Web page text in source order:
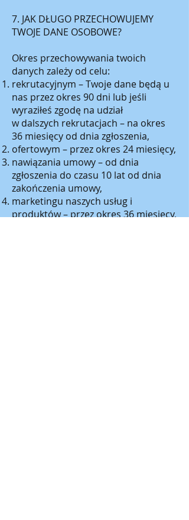
7. JAK DŁUGO PRZECHOWUJEMY
TWOJE DANE OSOBOWE?
Okres przechowywania twoich
danych zależy od celu:
rekrutacyjnym – Twoje dane będą u
nas przez okres 90 dni lub jeśli
wyraziłeś zgodę na udział
w dalszych rekrutacjach – na okres
36 miesięcy od dnia zgłoszenia,
ofertowym – przez okres 24 miesięcy,
nawiązania umowy – od dnia
zgłoszenia do czasu 10 lat od dnia
zakończenia umowy,
marketingu naszych usług i
produktów – przez okres 36 miesięcy,